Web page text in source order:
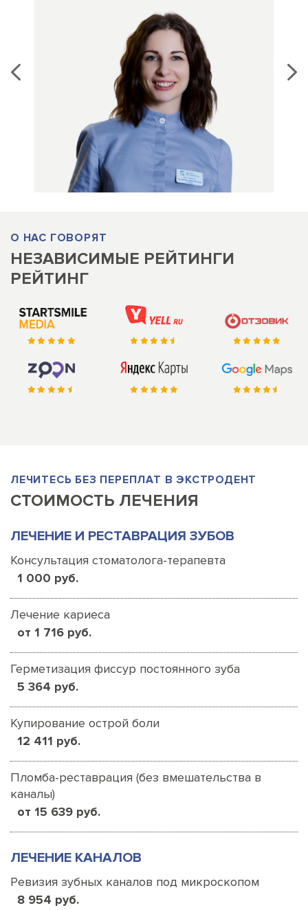
О НАС ГОВОРЯТ
НЕЗАВИСИМЫЕ РЕЙТИНГИ
РЕЙТИНГ
ЛЕЧИТЕСЬ БЕЗ ПЕРЕПЛАТ В ЭКСТРОДЕНТ
СТОИМОСТЬ ЛЕЧЕНИЯ
ЛЕЧЕНИЕ И РЕСТАВРАЦИЯ ЗУБОВ
Консультация стоматолога-терапевта
1 000 руб.
Лечение кариеса
от 1 716 руб.
Герметизация фиссур постоянного зуба
5 364 руб.
Купирование острой боли
12 411 руб.
Пломба-реставрация (без вмешательства в
каналы)
от 15 639 руб.
ЛЕЧЕНИЕ КАНАЛОВ
Ревизия зубных каналов под микроскопом
8 954 руб.